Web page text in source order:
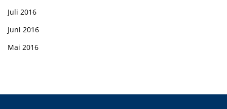
Juli 2016
Juni 2016
Mai 2016